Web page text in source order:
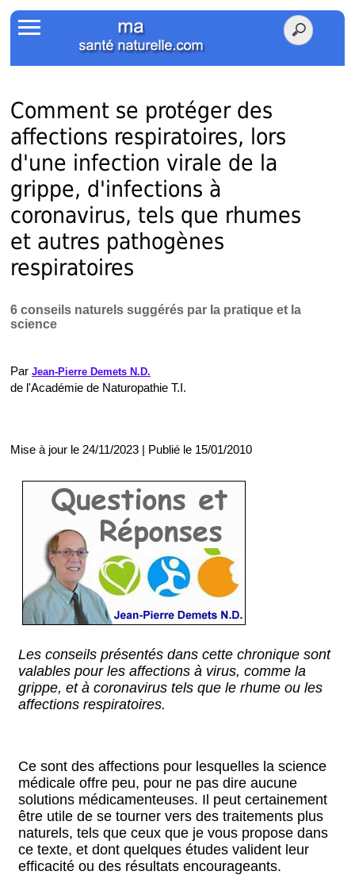
Accueil
Votre Santé
Herbier
Tests
Membres Amis
Facebook
Comment se protéger des
affections respiratoires, lors
d'une infection virale de la
grippe, d'infections à
coronavirus, tels que rhumes
et autres pathogènes
respiratoires
6 conseils naturels suggérés par la pratique et la
science
Par Jean-Pierre Demets N.D.
de l'Académie de Naturopathie T.I.
Mise à jour le 24/11/2023 | Publié le 15/01/2010
Les conseils présentés dans cette chronique sont
valables pour les affections à virus, comme la
grippe, et à coronavirus tels que le rhume ou les
affections respiratoires.
Ce sont des affections pour lesquelles la science
médicale offre peu, pour ne pas dire aucune
solutions médicamenteuses. Il peut certainement
être utile de se tourner vers des traitements plus
naturels, tels que ceux que je vous propose dans
ce texte, et dont quelques études valident leur
efficacité ou des résultats encourageants.